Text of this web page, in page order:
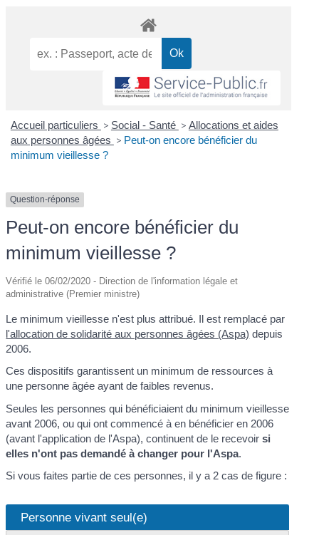
Accueil particuliers > Social - Santé > Allocations et aides
aux personnes âgées > Peut-on encore bénéficier du
minimum vieillesse ?
Question-réponse
Peut-on encore bénéficier du
minimum vieillesse ?
Vérifié le 06/02/2020 - Direction de l'information légale et
administrative (Premier ministre)
Le minimum vieillesse n'est plus attribué. Il est remplacé par
l'allocation de solidarité aux personnes âgées (Aspa) depuis
2006.
Ces dispositifs garantissent un minimum de ressources à
une personne âgée ayant de faibles revenus.
Seules les personnes qui bénéficiaient du minimum vieillesse
avant 2006, ou qui ont commencé à en bénéficier en 2006
(avant l'application de l'Aspa), continuent de le recevoirsi
elles n'ont pas demandé à changer pour l'Aspa.
Si vous faites partie de ces personnes, il y a 2 cas de figure :
Personne vivant seul(e)